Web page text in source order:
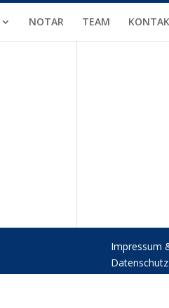
NOTAR TEAM
Impressum
Datenschutz